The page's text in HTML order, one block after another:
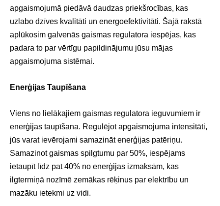
apgaismojumā piedāvā daudzas priekšrocības, kas
uzlabo dzīves kvalitāti un energoefektivitāti. Šajā rakstā
aplūkosim galvenās gaismas regulatora iespējas, kas
padara to par vērtīgu papildinājumu jūsu mājas
apgaismojuma sistēmai.
Enerģijas Taupīšana
Viens no lielākajiem gaismas regulatora ieguvumiem ir
enerģijas taupīšana. Regulējot apgaismojuma intensitāti,
jūs varat ievērojami samazināt enerģijas patēriņu.
Samazinot gaismas spilgtumu par 50%, iespējams
ietaupīt līdz pat 40% no enerģijas izmaksām, kas
ilgtermiņā nozīmē zemākas rēķinus par elektrību un
mazāku ietekmi uz vidi.